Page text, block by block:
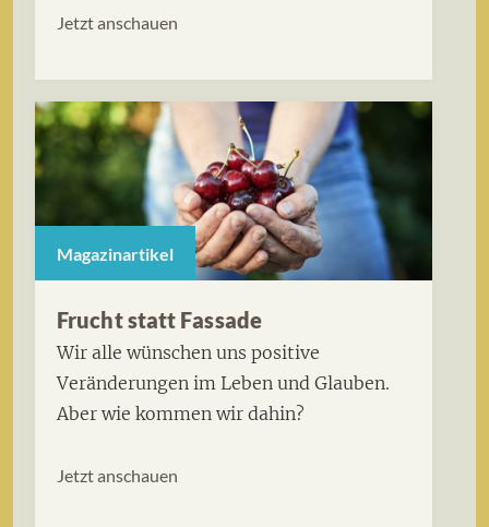
Jetzt anschauen
Magazinartikel
Frucht statt Fassade
Wir alle wünschen uns positive
Veränderungen im Leben und Glauben.
Aber wie kommen wir dahin?
Jetzt anschauen